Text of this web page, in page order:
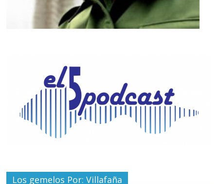
Los gemelos Por: Villafaña